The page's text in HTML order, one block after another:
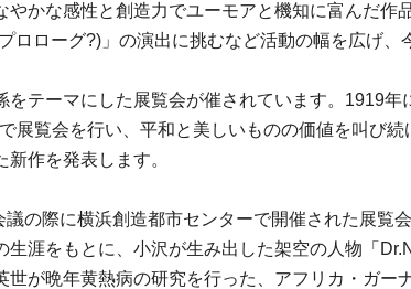
やかな感性と創造力でユーモアと機知に富んだ
ロローグ?)」の演出に挑むなど活動の幅を広げ、
をテーマにした展覧会が催されています。1919
展覧会を行い、平和と美しいものの価値を叫び
作を発表します。
の際に横浜創造都市センターで開催された展覧
生涯をもとに、小沢が生み出した架空の人物「
世が晩年黄熱病の研究を行った、アフリカ・ガー